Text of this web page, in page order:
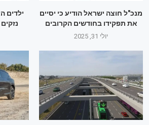
ילדים
מנכ"ל חוצה ישראל הודיע כי יסיים
את תפקידו בחודשים הקרובים
יולי 31, 2025